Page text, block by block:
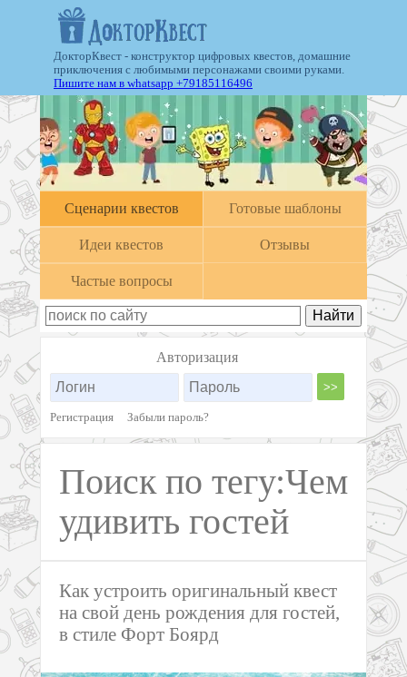
ДокторКвест - конструктор цифровых квестов, домашние
приключения с любимыми персонажами своими руками.
Пишите нам в whatsapp +79185116496
Cценарии квестов Готовые шаблоны
Идеи квестов Отзывы
Частые вопросы
Авторизация
Регистрация Забыли пароль?
Поиск по тегу:Чем
удивить гостей
Как устроить оригинальный квест
на свой день рождения для гостей,
в стиле Форт Боярд